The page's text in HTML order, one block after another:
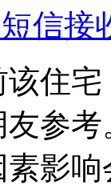
信接
住
参
影